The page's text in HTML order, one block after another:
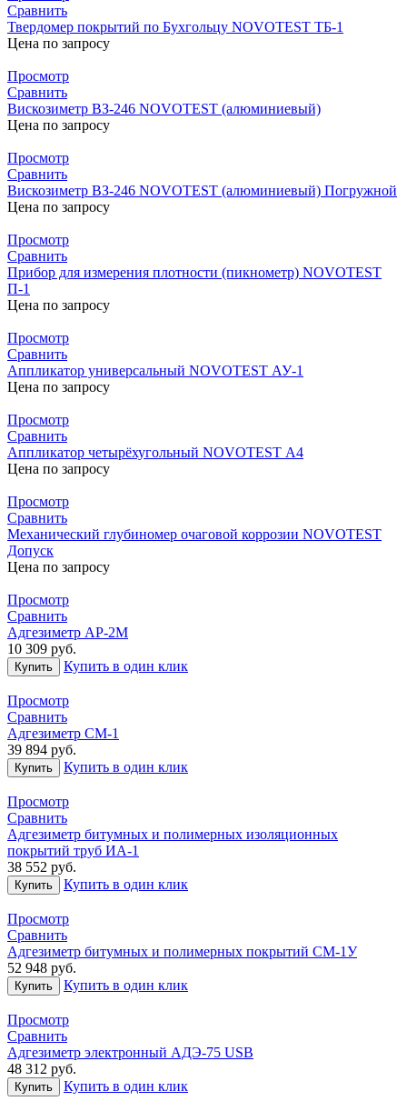
Сравнить
Твердомер покрытий по Бухгольцу NOVOTEST ТБ-1
Цена по запросу
Просмотр
Сравнить
Вискозиметр ВЗ-246 NOVOTEST (алюминиевый)
Цена по запросу
Просмотр
Сравнить
Вискозиметр ВЗ-246 NOVOTEST (алюминиевый) Погружной
Цена по запросу
Просмотр
Сравнить
Прибор для измерения плотности (пикнометр) NOVOTEST
П-1
Цена по запросу
Просмотр
Сравнить
Аппликатор универсальный NOVOTEST АУ-1
Цена по запросу
Просмотр
Сравнить
Аппликатор четырёхугольный NOVOTEST А4
Цена по запросу
Просмотр
Сравнить
Механический глубиномер очаговой коррозии NOVOTEST
Допуск
Цена по запросу
Просмотр
Сравнить
Адгезиметр АР-2М
10 309 руб.
Купить Купить в один клик
Просмотр
Сравнить
Адгезиметр СМ-1
39 894 руб.
Купить Купить в один клик
Просмотр
Сравнить
Адгезиметр битумных и полимерных изоляционных
покрытий труб ИА-1
38 552 руб.
Купить Купить в один клик
Просмотр
Сравнить
Адгезиметр битумных и полимерных покрытий СМ-1У
52 948 руб.
Купить Купить в один клик
Просмотр
Сравнить
Адгезиметр электронный АДЭ-75 USB
48 312 руб.
Купить Купить в один клик